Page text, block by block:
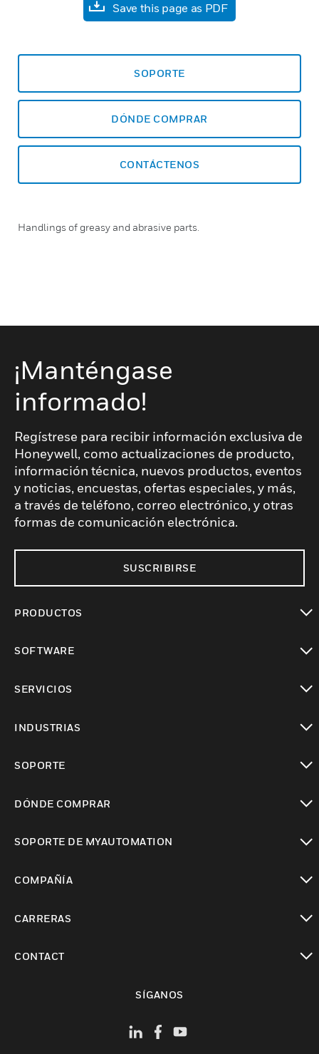
Save this page as PDF
SOPORTE
DÓNDE COMPRAR
CONTÁCTENOS
Handlings of greasy and abrasive parts.
¡Manténgase
informado!
Regístrese para recibir información exclusiva de
Honeywell, como actualizaciones de producto,
información técnica, nuevos productos, eventos
y noticias, encuestas, ofertas especiales, y más,
a través de teléfono, correo electrónico, y otras
formas de comunicación electrónica.
SUSCRIBIRSE
PRODUCTOS
SOFTWARE
SERVICIOS
INDUSTRIAS
SOPORTE
DÓNDE COMPRAR
SOPORTE DE MYAUTOMATION
COMPAÑÍA
CARRERAS
CONTACT
SÍGANOS